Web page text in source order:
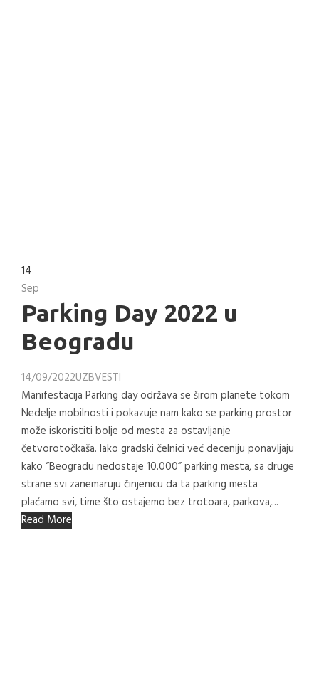
14
Sep
Parking Day 2022 u
Beogradu
14/09/2022UZBVESTI
Manifestacija Parking day održava se širom planete tokom
Nedelje mobilnosti i pokazuje nam kako se parking prostor
može iskoristiti bolje od mesta za ostavljanje
četvorotočkaša. Iako gradski čelnici već deceniju ponavljaju
kako “Beogradu nedostaje 10.000” parking mesta, sa druge
strane svi zanemaruju činjenicu da ta parking mesta
plaćamo svi, time što ostajemo bez trotoara, parkova,...
Read More